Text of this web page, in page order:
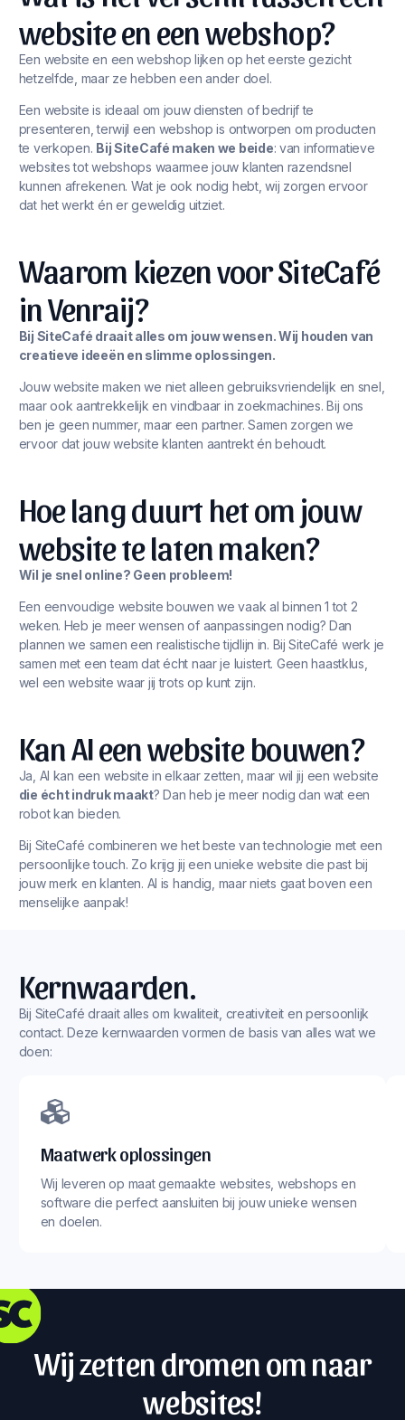
website en een webshop?
Een website en een webshop lijken op het eerste gezicht
hetzelfde, maar ze hebben een ander doel.
Een website is ideaal om jouw diensten of bedrijf te
presenteren, terwijl een webshop is ontworpen om producten
te verkopen. Bij SiteCafé maken we beide: van informatieve
websites tot webshops waarmee jouw klanten razendsnel
kunnen afrekenen. Wat je ook nodig hebt, wij zorgen ervoor
dat het werkt én er geweldig uitziet.
Waarom kiezen voor SiteCafé
in Venraij?
Bij SiteCafé draait alles om jouw wensen. Wij houden van
creatieve ideeën en slimme oplossingen.
Jouw website maken we niet alleen gebruiksvriendelijk en snel,
maar ook aantrekkelijk en vindbaar in zoekmachines. Bij ons
ben je geen nummer, maar een partner. Samen zorgen we
ervoor dat jouw website klanten aantrekt én behoudt.
Hoe lang duurt het om jouw
website te laten maken?
Wil je snel online? Geen probleem!
Een eenvoudige website bouwen we vaak al binnen 1 tot 2
weken. Heb je meer wensen of aanpassingen nodig? Dan
plannen we samen een realistische tijdlijn in. Bij SiteCafé werk je
samen met een team dat écht naar je luistert. Geen haastklus,
wel een website waar jij trots op kunt zijn.
Kan AI een website bouwen?
Ja, AI kan een website in elkaar zetten, maar wil jij een website
die écht indruk maakt? Dan heb je meer nodig dan wat een
robot kan bieden.
Bij SiteCafé combineren we het beste van technologie met een
persoonlijke touch. Zo krijg jij een unieke website die past bij
jouw merk en klanten. AI is handig, maar niets gaat boven een
menselijke aanpak!
Kernwaarden.
Bij SiteCafé draait alles om kwaliteit, creativiteit en persoonlijk
contact. Deze kernwaarden vormen de basis van alles wat we
doen:
Maatwerk oplossingen
Wij leveren op maat gemaakte websites, webshops en
software die perfect aansluiten bij jouw unieke wensen
en doelen.
Wij zetten dromen om naar
websites!